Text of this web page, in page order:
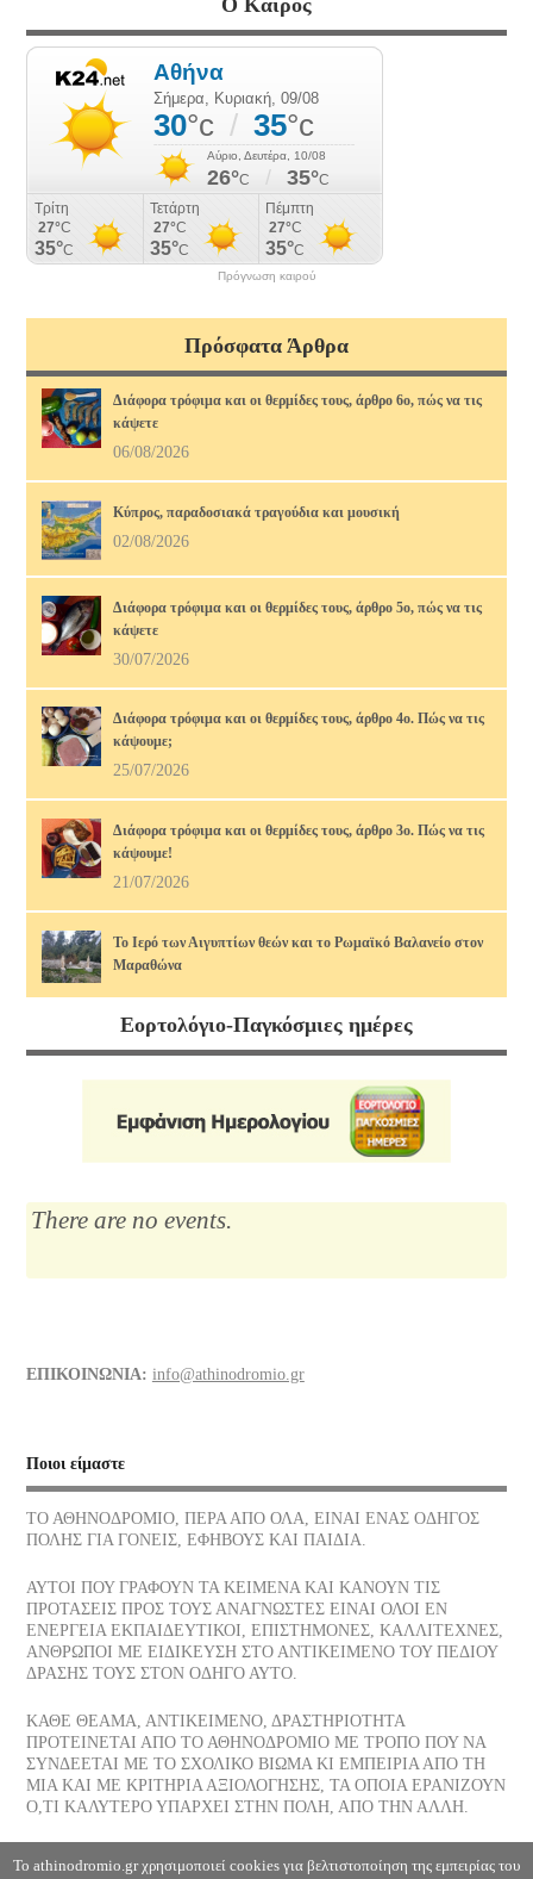
Ο Καιρός
Πρόγνωση καιρού
Πρόσφατα Άρθρα
Διάφορα τρόφιμα και οι θερμίδες τους, άρθρο 6ο, πώς να τις
κάψετε
06/08/2026
Κύπρος, παραδοσιακά τραγούδια και μουσική
02/08/2026
Διάφορα τρόφιμα και οι θερμίδες τους, άρθρο 5ο, πώς να τις
κάψετε
30/07/2026
Διάφορα τρόφιμα και οι θερμίδες τους, άρθρο 4ο. Πώς να τις
κάψουμε;
25/07/2026
Διάφορα τρόφιμα και οι θερμίδες τους, άρθρο 3ο. Πώς να τις
κάψουμε!
21/07/2026
Το Ιερό των Αιγυπτίων θεών και το Ρωμαϊκό Βαλανείο στον
Μαραθώνα
17/07/2026
Διάφορα τρόφιμα και οι θερμίδες τους, άρθρο 2ο. Πώς να τις
κάψουμε!
Μαρία Κάλλας, η αιώνια: οι ωραιότερες άριες
07/07/2026
Οι νεώσοικοι του Πειραιά, ένα σοβαρό στήριγμα της αρχαίας
03/07/2026
Το παγωτό, η λιχουδιά του Καλοκαιριού ποια είναι η διατροφική
του αξία
Αφυδάτωση
29/06/2026
Η Θάλασσα, Κλωντ Ντεμπυσσύ
Εορτολόγιο-Παγκόσμιες ημέρες
There are no events.
ΕΠΙΚΟΙΝΩΝΙΑ: info@athinodromio.gr
Ποιοι είμαστε
ΤΟ ΑΘΗΝΟΔΡΟΜΙΟ, ΠΕΡΑ ΑΠΟ ΟΛΑ, ΕΙΝΑΙ ΕΝΑΣ ΟΔΗΓΟΣ
ΠΟΛΗΣ ΓΙΑ ΓΟΝΕΙΣ, ΕΦΗΒΟΥΣ ΚΑΙ ΠΑΙΔΙΑ.
ΑΥΤΟΙ ΠΟΥ ΓΡΑΦΟΥΝ ΤΑ ΚΕΙΜΕΝΑ ΚΑΙ ΚΑΝΟΥΝ ΤΙΣ
ΠΡΟΤΑΣΕΙΣ ΠΡΟΣ ΤΟΥΣ ΑΝΑΓΝΩΣΤΕΣ ΕΙΝΑΙ ΟΛΟΙ ΕΝ
ΕΝΕΡΓΕΙΑ ΕΚΠΑΙΔΕΥΤΙΚΟΙ, ΕΠΙΣΤΗΜΟΝΕΣ, ΚΑΛΛΙΤΕΧΝΕΣ,
ΑΝΘΡΩΠΟΙ ΜΕ ΕΙΔΙΚΕΥΣΗ ΣΤΟ ΑΝΤΙΚΕΙΜΕΝΟ ΤΟΥ ΠΕΔΙΟΥ
ΔΡΑΣΗΣ ΤΟΥΣ ΣΤΟΝ ΟΔΗΓΟ ΑΥΤΟ.
ΚΑΘΕ ΘΕΑΜΑ, ΑΝΤΙΚΕΙΜΕΝΟ, ΔΡΑΣΤΗΡΙΟΤΗΤΑ
ΠΡΟΤΕΙΝΕΤΑΙ ΑΠΟ ΤΟ ΑΘΗΝΟΔΡΟΜΙΟ ΜΕ ΤΡΟΠΟ ΠΟΥ ΝΑ
ΣΥΝΔΕΕΤΑΙ ΜΕ ΤΟ ΣΧΟΛΙΚΟ ΒΙΩΜΑ ΚΙ ΕΜΠΕΙΡΙΑ ΑΠΟ ΤΗ
ΜΙΑ ΚΑΙ ΜΕ ΚΡΙΤΗΡΙΑ ΑΞΙΟΛΟΓΗΣΗΣ, ΤΑ ΟΠΟΙΑ ΕΡΑΝΙΖΟΥΝ
Ο,ΤΙ ΚΑΛΥΤΕΡΟ ΥΠΑΡΧΕΙ ΣΤΗΝ ΠΟΛΗ, ΑΠΟ ΤΗΝ ΑΛΛΗ.
Το athinodromio.gr χρησιμοποιεί cookies για βελτιστοποίηση της εμπειρίας του